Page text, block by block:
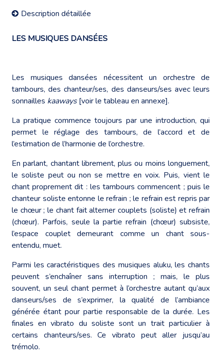
Description détaillée
LES MUSIQUES DANSÉES
Les musiques dansées nécessitent un orchestre de
tambours, des chanteur/ses, des danseurs/ses avec leurs
sonnailles kaaways[voir le tableau en annexe].
La pratique commence toujours par une introduction, qui
permet le réglage des tambours, de l’accord et de
l’estimation de l’harmonie de l’orchestre.
En parlant, chantant librement, plus ou moins longuement,
le soliste peut ou non se mettre en voix. Puis, vient le
chant proprement dit : les tambours commencent ; puis le
chanteur soliste entonne le refrain ; le refrain est repris par
le chœur ; le chant fait alterner couplets (soliste) et refrain
(chœur). Parfois, seule la partie refrain (chœur) subsiste,
l’espace couplet demeurant comme un chant sous-
entendu, muet.
Parmi les caractéristiques des musiques aluku, les chants
peuvent s’enchaîner sans interruption ; mais, le plus
souvent, un seul chant permet à l’orchestre autant qu’aux
danseurs/ses de s’exprimer, la qualité de l’ambiance
générée étant pour partie responsable de la durée. Les
finales en vibrato du soliste sont un trait particulier à
certains chanteurs/ses. Ce vibrato peut aller jusqu’au
trémolo.